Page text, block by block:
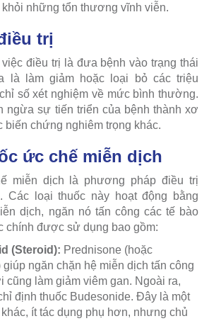
những tổn thương vĩnh viễn.
trị
điều trị là đưa bệnh vào trạng thái
là làm giảm hoặc loại bỏ các triệu
số xét nghiệm về mức bình thường.
ngừa sự tiến triển của bệnh thành xơ
biến chứng nghiêm trọng khác.
ức chế miễn dịch
miễn dịch là phương pháp điều trị
Các loại thuốc này hoạt động bằng
dịch, ngăn nó tấn công các tế bào
chính được sử dụng bao gồm:
(Steroid): Prednisone (hoặc
ngăn chặn hệ miễn dịch tấn công
cũng làm giảm viêm gan. Ngoài ra,
định thuốc Budesonide. Đây là một
ít tác dụng phụ hơn, nhưng chủ